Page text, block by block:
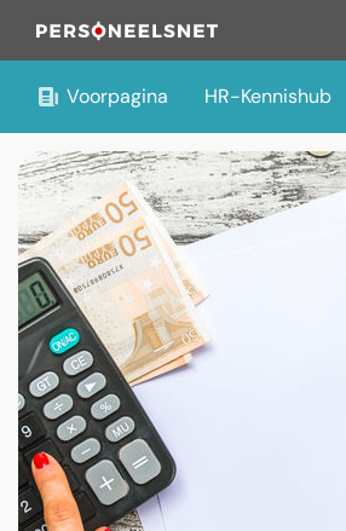
Voorpagina HR-Kennishub